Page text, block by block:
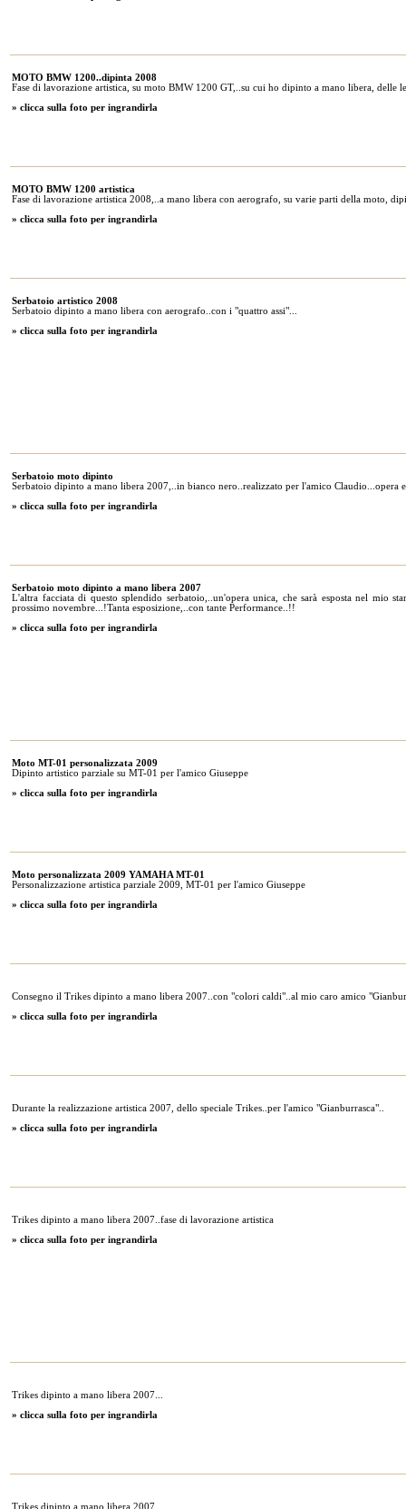
MOTO BMW 1200..dipinta 2008
Fase di lavorazione artistica, su moto BMW 1200 GT,..su cui ho dipinto a mano libera, delle
» clicca sulla foto per ingrandirla
MOTO BMW 1200 artistica
Fase di lavorazione artistica 2008,..a mano libera con aerografo, su varie parti della moto,
» clicca sulla foto per ingrandirla
Serbatoio artistico 2008
Serbatoio dipinto a mano libera con aerografo..con i "quattro assi"...
» clicca sulla foto per ingrandirla
Serbatoio moto dipinto
Serbatoio dipinto a mano libera 2007,..in bianco nero..realizzato per l'amico Claudio...opera
» clicca sulla foto per ingrandirla
Serbatoio moto dipinto a mano libera 2007
L'altra facciata di questo splendido serbatoio,..un'opera unica, che sarà esposta nel
prossimo novembre...!Tanta esposizione,..con tante Performance..!!
» clicca sulla foto per ingrandirla
Moto MT-01 personalizzata 2009
Dipinto artistico parziale su MT-01 per l'amico Giuseppe
» clicca sulla foto per ingrandirla
Moto personalizzata 2009 YAMAHA MT-01
Personalizzazione artistica parziale 2009, MT-01 per l'amico Giuseppe
» clicca sulla foto per ingrandirla
Consegno il Trikes dipinto a mano libera 2007..con "colori caldi"..al mio caro amico
» clicca sulla foto per ingrandirla
Durante la realizzazione artistica 2007, dello speciale Trikes..per l'amico "Gianburrasca"..
» clicca sulla foto per ingrandirla
Trikes dipinto a mano libera 2007..fase di lavorazione artistica
» clicca sulla foto per ingrandirla
Trikes dipinto a mano libera 2007...
» clicca sulla foto per ingrandirla
Trikes dipinto a mano libera 2007...